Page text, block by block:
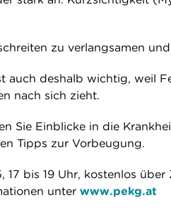
zu verlangsamen
auch deshalb wichtig, weil
nach sich zieht.
Sie Einblicke in die
Tipps zur Vorbeugung.
17 bis 19 Uhr, kostenlos über
unter www.pekg.at